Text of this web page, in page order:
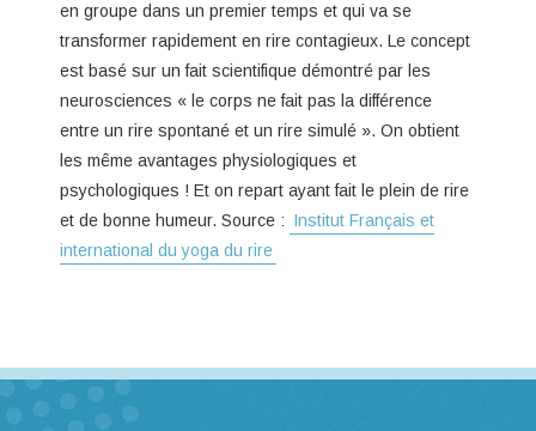
en groupe dans un premier temps et qui va se
transformer rapidement en rire contagieux. Le concept
est basé sur un fait scientifique démontré par les
neurosciences « le corps ne fait pas la différence
entre un rire spontané et un rire simulé ». On obtient
les même avantages physiologiques et
psychologiques ! Et on repart ayant fait le plein de rire
et de bonne humeur. Source : Institut Français et
international du yoga du rire